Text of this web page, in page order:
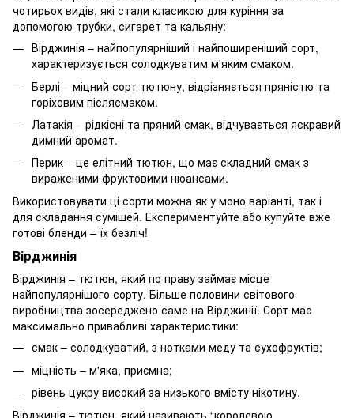
чотирьох видів, які стали класикою для куріння за
допомогою трубки, сигарет та кальяну:
Вірджинія – найпопулярніший і найпоширеніший сорт,
характеризується солодкуватим м'яким смаком.
Берлі – міцний сорт тютюну, відрізняється пряністю та
горіховим післясмаком.
Латакія – рідкісні та пряний смак, відчувається яскравий
димний аромат.
Перик – це елітний тютюн, що має складний смак з
вираженими фруктовими нюансами.
Використовувати ці сорти можна як у моно варіанті, так і
для складання сумішей. Експериментуйте або купуйте вже
готові бленди – їх безліч!
Вірджинія
Вірджинія – тютюн, який по праву займає місце
найпопулярнішого сорту. Більше половини світового
виробництва зосереджено саме на Вірджинії. Сорт має
максимально привабливі характеристики:
смак – солодкуватий, з нотками меду та сухофруктів;
міцність – м'яка, приємна;
рівень цукру високий за низького вмісту нікотину.
Вірджинія – тютюн, який називають “королевою